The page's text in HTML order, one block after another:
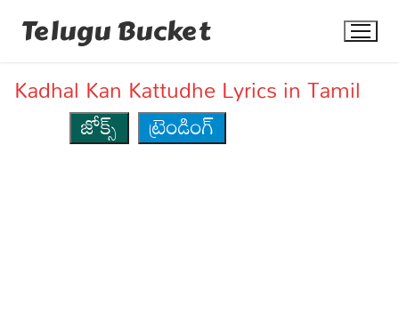
Telugu Bucket
Kadhal Kan Kattudhe Lyrics in Tamil
జోక్స్
ట్రెండింగ్